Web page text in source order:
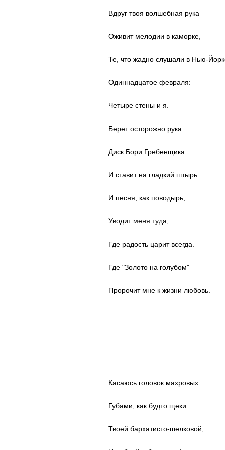
Вдруг твоя волшебная рука
Оживит мелодии в каморке,
Те, что жадно слушали в Нью-
Одиннадцатое февраля:
Четыре стены и я.
Берет осторожно рука
Диск Бори Гребенщика
И ставит на гладкий штырь…
И песня, как поводырь,
Уводит меня туда,
Где радость царит всегда.
Где "Золото на голубом"
Пророчит мне к жизни любовь.
Касаюсь головок махровых
Губами, как будто щеки
Твоей бархатисто-шелковой,